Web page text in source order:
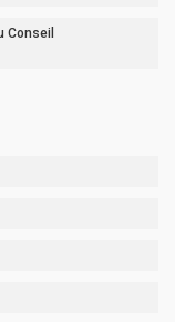
Conseil